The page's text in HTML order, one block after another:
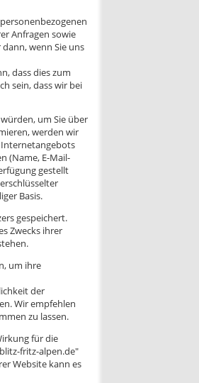
Anfragen sowie
wenn Sie uns
dass dies zum
sein, dass wir bei
um Sie über
werden wir
Internetangebots
(Name, E-Mail-
gestellt
Basis.
gespeichert.
Zwecks ihrer
um ihre
der
Wir empfehlen
zu lassen.
für die
fritz-alpen.de"
Website kann es